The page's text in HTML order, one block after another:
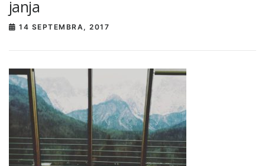
janja
14 SEPTEMBRA, 2017